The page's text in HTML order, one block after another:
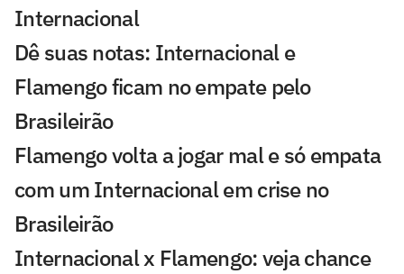
Internacional
Dê suas notas: Internacional e
Flamengo ficam no empate pelo
Brasileirão
Flamengo volta a jogar mal e só empata
com um Internacional em crise no
Brasileirão
Internacional x Flamengo: veja chance